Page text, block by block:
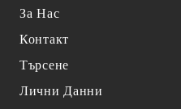
За Нас
Контакт
Търсене
Лични Данни